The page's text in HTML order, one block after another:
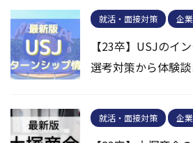
就活・面接対策 企
【23卒】USJのイ
選考対策から体験
就活・面接対策 企